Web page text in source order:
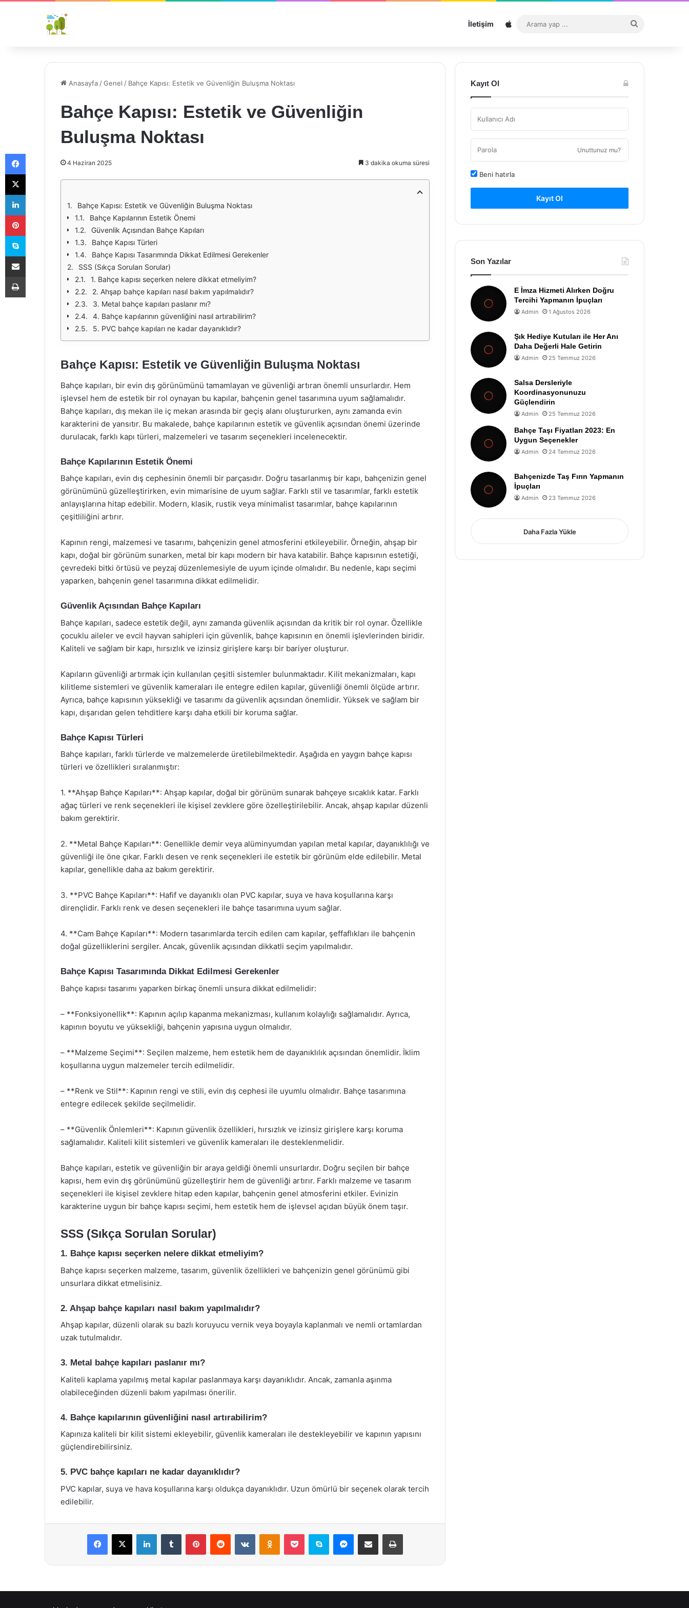
İletişim Sitemap
...
Anasayfa /Genel / Bahçe Kapısı: Estetik ve Güvenliğin Buluşma Noktası
Bahçe Kapısı: Estetik ve Güvenliğin
Buluşma Noktası
4 Haziran 2025 3 dakika okuma süresi
Bahçe Kapısı: Estetik ve Güvenliğin Buluşma Noktası
Bahçe Kapılarının Estetik Önemi
Güvenlik Açısından Bahçe Kapıları
Bahçe Kapısı Türleri
Bahçe Kapısı Tasarımında Dikkat Edilmesi Gerekenler
SSS (Sıkça Sorulan Sorular)
1. Bahçe kapısı seçerken nelere dikkat etmeliyim?
2. Ahşap bahçe kapıları nasıl bakım yapılmalıdır?
3. Metal bahçe kapıları paslanır mı?
4. Bahçe kapılarının güvenliğini nasıl artırabilirim?
5. PVC bahçe kapıları ne kadar dayanıklıdır?
Bahçe Kapısı: Estetik ve Güvenliğin Buluşma Noktası
Bahçe kapıları, bir evin dış görünümünü tamamlayan ve güvenliği artıran önemli unsurlardır. Hem
işlevsel hem de estetik bir rol oynayan bu kapılar, bahçenin genel tasarımına uyum sağlamalıdır.
Bahçe kapıları, dış mekan ile iç mekan arasında bir geçiş alanı oluştururken, aynı zamanda evin
karakterini de yansıtır. Bu makalede, bahçe kapılarının estetik ve güvenlik açısından önemi üzerinde
durulacak, farklı kapı türleri, malzemeleri ve tasarım seçenekleri incelenecektir.
Bahçe Kapılarının Estetik Önemi
Bahçe kapıları, evin dış cephesinin önemli bir parçasıdır. Doğru tasarlanmış bir kapı, bahçenizin genel
görünümünü güzelleştirirken, evin mimarisine de uyum sağlar. Farklı stil ve tasarımlar, farklı estetik
anlayışlarına hitap edebilir. Modern, klasik, rustik veya minimalist tasarımlar, bahçe kapılarının
çeşitliliğini artırır.
Kapının rengi, malzemesi ve tasarımı, bahçenizin genel atmosferini etkileyebilir. Örneğin, ahşap bir
kapı, doğal bir görünüm sunarken, metal bir kapı modern bir hava katabilir. Bahçe kapısının estetiği,
çevredeki bitki örtüsü ve peyzaj düzenlemesiyle de uyum içinde olmalıdır. Bu nedenle, kapı seçimi
yaparken, bahçenin genel tasarımına dikkat edilmelidir.
Güvenlik Açısından Bahçe Kapıları
Bahçe kapıları, sadece estetik değil, aynı zamanda güvenlik açısından da kritik bir rol oynar. Özellikle
çocuklu aileler ve evcil hayvan sahipleri için güvenlik, bahçe kapısının en önemli işlevlerinden biridir.
Kaliteli ve sağlam bir kapı, hırsızlık ve izinsiz girişlere karşı bir bariyer oluşturur.
Kapıların güvenliği artırmak için kullanılan çeşitli sistemler bulunmaktadır. Kilit mekanizmaları, kapı
kilitleme sistemleri ve güvenlik kameraları ile entegre edilen kapılar, güvenliği önemli ölçüde artırır.
Ayrıca, bahçe kapısının yüksekliği ve tasarımı da güvenlik açısından önemlidir. Yüksek ve sağlam bir
kapı, dışarıdan gelen tehditlere karşı daha etkili bir koruma sağlar.
Bahçe Kapısı Türleri
Bahçe kapıları, farklı türlerde ve malzemelerde üretilebilmektedir. Aşağıda en yaygın bahçe kapısı
türleri ve özellikleri sıralanmıştır:
1. **Ahşap Bahçe Kapıları**: Ahşap kapılar, doğal bir görünüm sunarak bahçeye sıcaklık katar. Farklı
ağaç türleri ve renk seçenekleri ile kişisel zevklere göre özelleştirilebilir. Ancak, ahşap kapılar düzenli
bakım gerektirir.
2. **Metal Bahçe Kapıları**: Genellikle demir veya alüminyumdan yapılan metal kapılar, dayanıklılığı ve
güvenliği ile öne çıkar. Farklı desen ve renk seçenekleri ile estetik bir görünüm elde edilebilir. Metal
kapılar, genellikle daha az bakım gerektirir.
3. **PVC Bahçe Kapıları**: Hafif ve dayanıklı olan PVC kapılar, suya ve hava koşullarına karşı
dirençlidir. Farklı renk ve desen seçenekleri ile bahçe tasarımına uyum sağlar.
4. **Cam Bahçe Kapıları**: Modern tasarımlarda tercih edilen cam kapılar, şeffaflıkları ile bahçenin
doğal güzelliklerini sergiler. Ancak, güvenlik açısından dikkatli seçim yapılmalıdır.
Bahçe Kapısı Tasarımında Dikkat Edilmesi Gerekenler
Bahçe kapısı tasarımı yaparken birkaç önemli unsura dikkat edilmelidir:
– **Fonksiyonellik**: Kapının açılıp kapanma mekanizması, kullanım kolaylığı sağlamalıdır. Ayrıca,
kapının boyutu ve yüksekliği, bahçenin yapısına uygun olmalıdır.
– **Malzeme Seçimi**: Seçilen malzeme, hem estetik hem de dayanıklılık açısından önemlidir. İklim
koşullarına uygun malzemeler tercih edilmelidir.
– **Renk ve Stil**: Kapının rengi ve stili, evin dış cephesi ile uyumlu olmalıdır. Bahçe tasarımına
entegre edilecek şekilde seçilmelidir.
– **Güvenlik Önlemleri**: Kapının güvenlik özellikleri, hırsızlık ve izinsiz girişlere karşı koruma
sağlamalıdır. Kaliteli kilit sistemleri ve güvenlik kameraları ile desteklenmelidir.
Bahçe kapıları, estetik ve güvenliğin bir araya geldiği önemli unsurlardır. Doğru seçilen bir bahçe
kapısı, hem evin dış görünümünü güzelleştirir hem de güvenliği artırır. Farklı malzeme ve tasarım
seçenekleri ile kişisel zevklere hitap eden kapılar, bahçenin genel atmosferini etkiler. Evinizin
karakterine uygun bir bahçe kapısı seçimi, hem estetik hem de işlevsel açıdan büyük önem taşır.
SSS (Sıkça Sorulan Sorular)
1. Bahçe kapısı seçerken nelere dikkat etmeliyim?
Bahçe kapısı seçerken malzeme, tasarım, güvenlik özellikleri ve bahçenizin genel görünümü gibi
unsurlara dikkat etmelisiniz.
2. Ahşap bahçe kapıları nasıl bakım yapılmalıdır?
Ahşap kapılar, düzenli olarak su bazlı koruyucu vernik veya boyayla kaplanmalı ve nemli ortamlardan
uzak tutulmalıdır.
3. Metal bahçe kapıları paslanır mı?
Kaliteli kaplama yapılmış metal kapılar paslanmaya karşı dayanıklıdır. Ancak, zamanla aşınma
olabileceğinden düzenli bakım yapılması önerilir.
4. Bahçe kapılarının güvenliğini nasıl artırabilirim?
Kapınıza kaliteli bir kilit sistemi ekleyebilir, güvenlik kameraları ile destekleyebilir ve kapının yapısını
güçlendirebilirsiniz.
5. PVC bahçe kapıları ne kadar dayanıklıdır?
PVC kapılar, suya ve hava koşullarına karşı oldukça dayanıklıdır. Uzun ömürlü bir seçenek olarak tercih
edilebilir.
Facebook
X LinkedInTumblr PinterestReddit VKontakteOdnoklassniki
Pocket Skype Messenger
E-Posta ile paylaş Yazdır
Kayıt Ol
Unuttunuz mu?
Beni hatırla
Kayıt Ol
Son Yazılar
E İmza Hizmeti Alırken Doğru
Tercihi Yapmanın İpuçları
Admin 1 Ağustos 2026
Şık Hediye Kutuları ile Her Anı
Daha Değerli Hale Getirin
Admin 25 Temmuz 2026
Salsa Dersleriyle
Koordinasyonunuzu
Güçlendirin
Admin 25 Temmuz 2026
Bahçe Taşı Fiyatları 2023: En
Uygun Seçenekler
Admin 24 Temmuz 2026
Bahçenizde Taş Fırın Yapmanın
İpuçları
Admin 23 Temmuz 2026
Daha Fazla Yükle
Facebook
X
LinkedIn
Pinterest
Skype
E-Posta ile paylaş